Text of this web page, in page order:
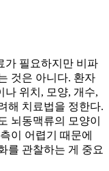
가 필요하지만 비파
것은 아니다. 환자
나 위치, 모양, 개수,
해 치료법을 정한다.
뇌동맥류의 모양이
이 어렵기 때문에
를 관찰하는 게 중요